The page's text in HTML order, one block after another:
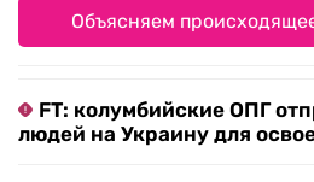
Объясняем
FT: колумбийские ОПГ
людей на Украину для